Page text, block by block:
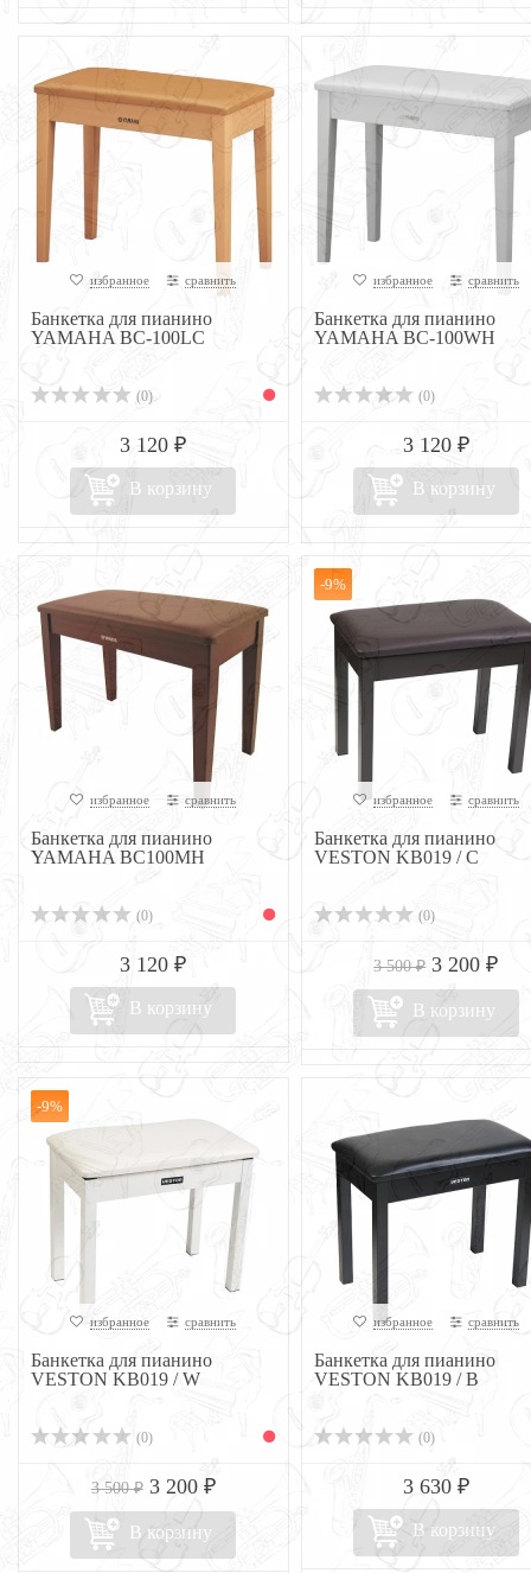
избранное сравнить
Банкетка для пианино
YAMAHA BC-100LC
(0)
3 120 ₽
В корзину
избранное сравнить
Банкетка для пианино
YAMAHA BC-100WH
(0)
3 120 ₽
В корзину
избранное сравнить
Банкетка для пианино
YAMAHA BC100MH
(0)
3 120 ₽
В корзину
-9%
избранное сравнить
Банкетка для пианино
VESTON KB019 / C
(0)
3 500 ₽ 3 200 ₽
В корзину
-9%
избранное сравнить
Банкетка для пианино
VESTON KB019 / W
(0)
3 500 ₽ 3 200 ₽
В корзину
избранное сравнить
Банкетка для пианино
VESTON KB019 / B
(0)
3 630 ₽
В корзину